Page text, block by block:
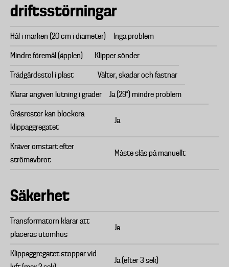
driftsstörningar
Hål i marken (20 cm i diameter) Inga problem
Mindre föremål (äpplen) Klipper sönder
Trädgårdsstol i plast Välter, skadar och fastnar
Klarar angiven lutning i grader Ja (29°) mindre problem
Gräsrester kan blockera
klippaggregatet
Ja
Kräver omstart efter
strömavbrot
Måste slås på manuellt
Säkerhet
Transformatorn klarar att
placeras utomhus
Ja
Klippaggregatet stoppar vid
Ja (efter 3 sek)